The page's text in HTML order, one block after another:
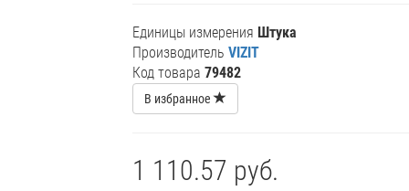
Единицы измерения Штука
Производитель VIZIT
Код товара 79482
В избранное
1 110.57 руб.